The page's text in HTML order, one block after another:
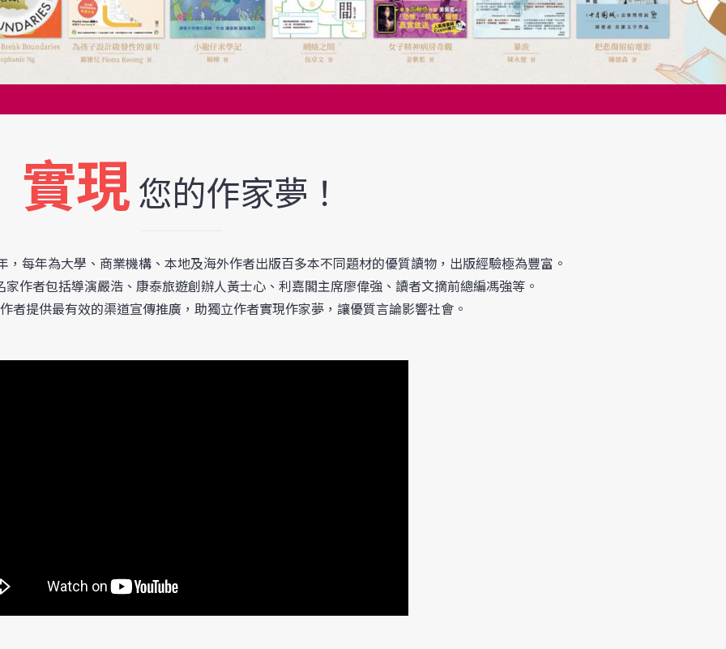
實現您的作家夢！
每年為大學、商業機構、本地及海外作者出版百多本不同題材的優質讀物，出版經驗極為豐富。
作者包括導演嚴浩、康泰旅遊創辦人黃士心、利嘉閣主席廖偉強、讀者文摘前總編馮強等。
者提供最有效的渠道宣傳推廣，助獨立作者實現作家夢，讓優質言論影響社會。